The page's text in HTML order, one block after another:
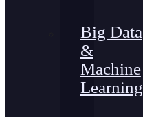
Big Data
&
Machine
Learning